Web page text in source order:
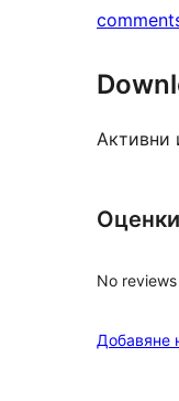
Активни
Оценки
No
Добавяне